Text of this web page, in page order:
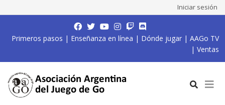
Iniciar sesión
Primeros pasos | Enseñanza en línea | Dónde jugar | AAGo TV
| Ventas